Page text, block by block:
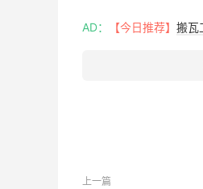
AD： 【今日推荐】 搬瓦
上一篇